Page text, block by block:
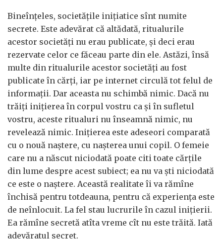
Bineînţeles, societăţile iniţiatice sînt numite
secrete. Este adevărat că altădată, ritualurile
acestor societăţi nu erau publicate, şi deci erau
rezervate celor ce făceau parte din ele. Astăzi, însă
multe din ritualurile acestor societăţi au fost
publicate în cărţi, iar pe internet circulă tot felul de
informaţii. Dar aceasta nu schimbă nimic. Dacă nu
trăiţi iniţierea în corpul vostru ca şi în sufletul
vostru, aceste ritualuri nu înseamnă nimic, nu
revelează nimic. Iniţierea este adeseori comparată
cu o nouă naştere, cu naşterea unui copil. O femeie
care nu a născut niciodată poate citi toate cărţile
din lume despre acest subiect; ea nu va şti niciodată
ce este o naştere. Această realitate îi va rămîne
închisă pentru totdeauna, pentru că experienţa este
de neînlocuit. La fel stau lucrurile în cazul iniţierii.
Ea rămîne secretă atîta vreme cît nu este trăită. Iată
adevăratul secret.